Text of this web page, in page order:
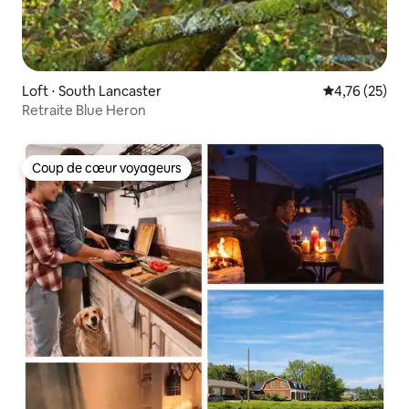
Loft ⋅ South Lancaster Évaluation
4,76 (25)
Retraite Blue Heron
Coup de cœur voyageurs
Coup de cœur voyageurs